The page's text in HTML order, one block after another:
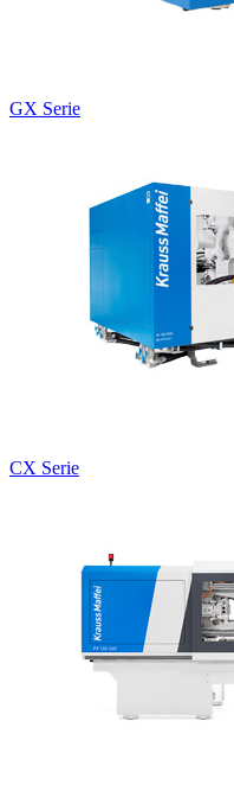
GX Serie
CX Serie